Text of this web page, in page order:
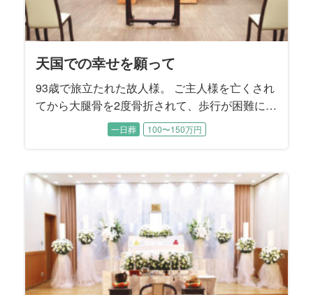
天国での幸せを願って
93歳で旅立たれた故人様。 ご主人様を亡くされ
てから大腿骨を2度骨折されて、歩行が困難にな
ったことから晩年は施設でお暮しでした。 施設
では癒し系の楽しい性格から、ちょっとしたア
たご家族はとても驚かれたそうです。 「コロナ
禍の面会制限でなかなか会うことは出来なかっ
たけれど、やれることは全てやり尽くしまし
た」と喪主を務めるご次女様はおっしゃいまし
た。
一日葬 100〜150万円